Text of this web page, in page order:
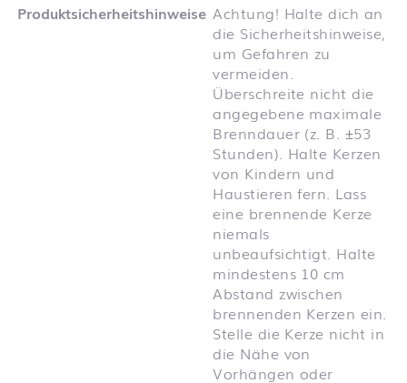
Produktsicherheitshinweise Achtung! Halte dich an
die Sicherheitshinweise,
um Gefahren zu
vermeiden.
Überschreite nicht die
angegebene maximale
Brenndauer (z. B. ±53
Stunden). Halte Kerzen
von Kindern und
Haustieren fern. Lass
eine brennende Kerze
niemals
unbeaufsichtigt. Halte
mindestens 10 cm
Abstand zwischen
brennenden Kerzen ein.
Stelle die Kerze nicht in
die Nähe von
Vorhängen oder